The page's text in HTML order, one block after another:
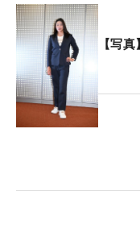
【写